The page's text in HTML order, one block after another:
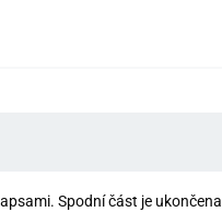
Spodní část je ukončena